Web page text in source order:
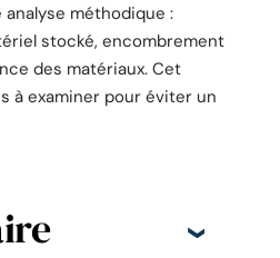
méthodique :
stocké, encombrement
des matériaux. Cet
à examiner pour éviter un